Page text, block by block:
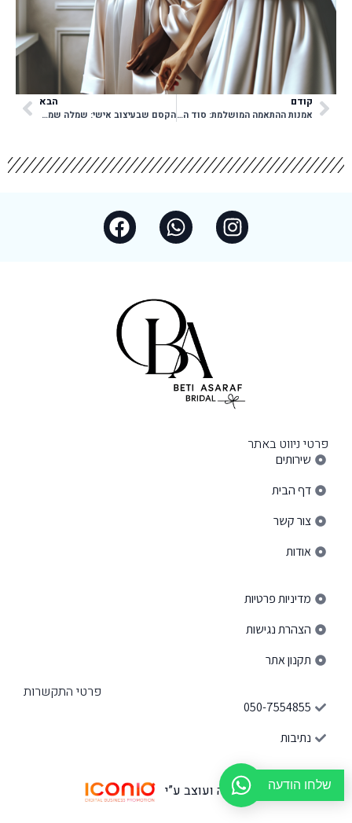
קודם
אמנות ההתאמה המושלמת: סוד הביטחון ביום החתונה
הבא
הקסם שבעיצוב אישי: שמלה שמספרת את הסיפור שלך
פרטי ניווט באתר
שירותים
דף הבית
צור קשר
אודות
מדיניות פרטיות
הצהרת נגישות
תקנון אתר
פרטי התקשרות
050-7554855
נתיבות
האתר נבנה ועוצב ע”ישלחו הודעה